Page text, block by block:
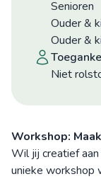
Senioren
Ouder &
Ouder &
niet
Workshop:
Wil jij creatief
unieke workshop